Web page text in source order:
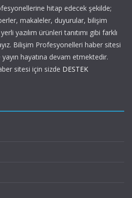
hitap edecek şekilde;
makaleler, duyurular, bilişim
yazılım ürünleri tanıtımı gibi farklı
Bilişim Profesyonelleri haber sitesi
hayatına devam etmektedir.
sitesi için sizde DESTEK